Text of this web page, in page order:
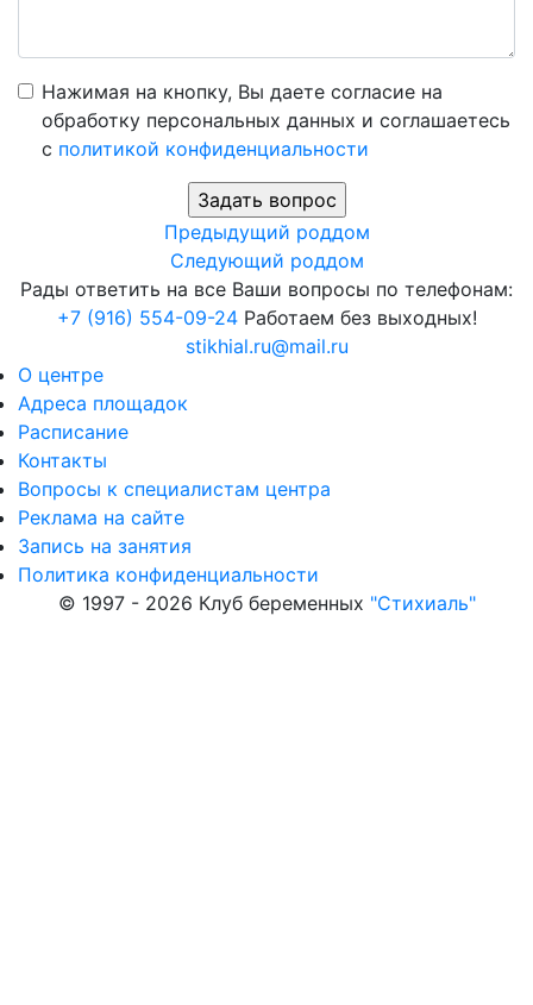
Нажимая на кнопку, Вы даете согласие на
обработку персональных данных и соглашаетесь
c политикой конфиденциальности
Предыдущий роддом
Следующий роддом
Рады ответить на все Ваши вопросы по телефонам:
+7 (916) 554-09-24 Работаем без выходных!
stikhial.ru@mail.ru
Вопросы к специалистам центра
Реклама на сайте
Запись на занятия
Политика конфиденциальности
О центре
Адреса площадок
Расписание
Контакты
© 1997 - 2026 Клуб беременных "Стихиаль"